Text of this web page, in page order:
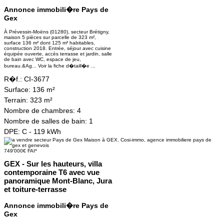
Annonce immobili�re Pays de
Gex
À Prévessin-Moëns (01280), secteur Brétigny,
maison 5 pièces sur parcelle de 323 m²,
surface 136 m² dont 125 m² habitables,
construction 2018. Entrée, séjour avec cuisine
équipée ouverte, accès terrasse et jardin, salle
de bain avec WC, espace de jeu,
bureau.&Ag... Voir la fiche d�taill�e ...
R�f.: CI-3677
Surface: 136 m²
Terrain: 323 m²
Nombre de chambres: 4
Nombre de salles de bain: 1
DPE: C - 119 kWh
749'000€ FAI*
GEX - Sur les hauteurs, villa
contemporaine T6 avec vue
panoramique Mont-Blanc, Jura
et toiture-terrasse
Annonce immobili�re Pays de
Gex